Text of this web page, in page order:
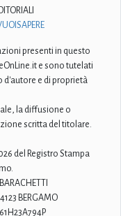
presenti in questo
e sono tutelati
d'autore e di proprietà
la diffusione o
scritta del titolare.
del Registro Stampa
BERGAMO